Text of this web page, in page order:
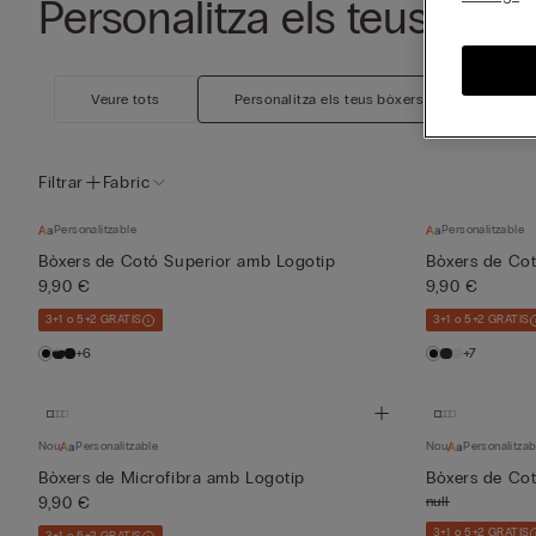
Personalitza els teus
Veure tots Personalitza els teus bòxers
Filtrar Fabric
Personalitzable
Bòxers de Cotó Superior amb Logotip
9,90 €
3+1 o 5+2 GRATIS
+6
Personalitzable
Bòxers de
9,90 €
3+1 o 5+2 GRATIS
+7
Nou Personalitzable
Bòxers de Microfibra amb Logotip
9,90 €
Nou
Bòxers de
null
3+1 o 5+2 GRATIS